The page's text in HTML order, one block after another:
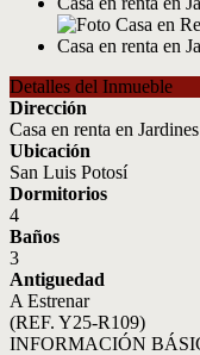
Detalles del Inmueble
Dirección
Casa en renta en
Ubicación
San Luis Potosí
Dormitorios
4
Baños
3
Antiguedad
A Estrenar
(REF. Y25-R109)
INFORMACIÓN